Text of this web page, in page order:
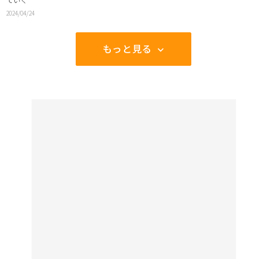
2024/04/24
もっと見る